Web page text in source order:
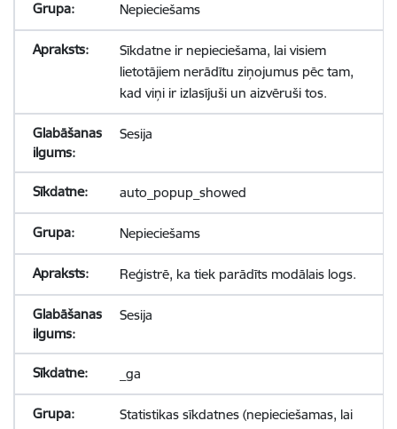
Nepieciešams
Sīkdatne ir nepieciešama, lai visiem
lietotājiem nerādītu ziņojumus pēc tam,
kad viņi ir izlasījuši un aizvēruši tos.
Sesija
auto_popup_showed
Nepieciešams
Reģistrē, ka tiek parādīts modālais logs.
Sesija
_ga
Statistikas sīkdatnes (nepieciešamas, lai